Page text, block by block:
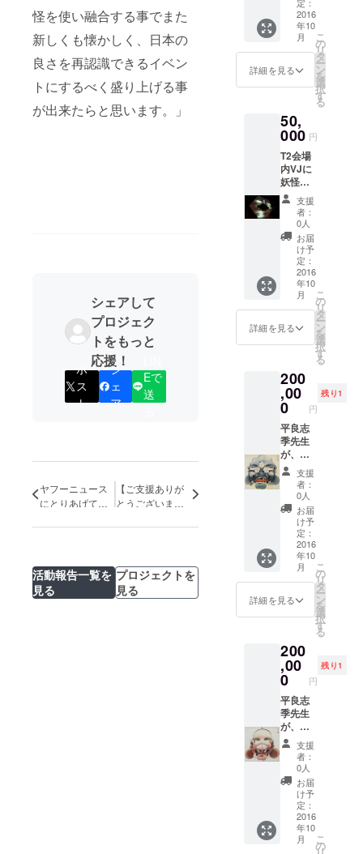
怪を使い融合する事でまた
新しくも懐かしく、日本の
良さを再認識できるイベン
トにするべく盛り上げる事
が出来たらと思います。」
シェアして
プロジェク
トをもっと
応援！
ポ
ス
ト
シ
ェ
ア
Eで
送
ヤフーニュース
にとりあげてい
【ご支援ありが
とうございま
強さについて
活動報告一覧を
見る
プロジェクトを
見る
す。 当
日配布
される
お面は1
種類の
みのた
面を選
びた
い、ま
たは全
種類集
めたい
方にオ
ススメ
です。
お面を
つけて
妖怪空
間で踊
るハロ
ウィン
を一緒
にすご
子メー
ルでチ
ケット
を送付
の上、
お面は
当日手
渡し致
しま
す。
定：
2016
年10
月
詳細を見る
こ
の
リ
タ
ー
ン
を
選
択
す
る
50,
000 円
T2会場
内VJに
妖怪と
共に、
本人写
真又は
支援者
オリジ
ナル
キャ ラ
クタを
登場さ
せる権
利で
す。 映
鬼夜行
を体験
しま
しょ
う。 ※
画像
データ
をご提
供いた
だくこ
とにな
ります
支援
者：
0人
お届
け予
定：
2016
年10
月
詳細を見る
こ
の
リ
タ
ー
ン
を
選
択
す
る
200
,00
0 円
残り1
平良志
季先生
が、百
鬼夜行
NIGHT
のため
に描き
下ろし
た「青
鬼」の
原画を
ご提供
しま
す。
支援
者：
0人
お届
け予
定：
2016
年10
月
詳細を見る
こ
の
リ
タ
ー
ン
を
選
択
す
る
200
,00
0 円
残り1
平良志
季先生
が、百
鬼夜行
NIGHT
のため
に描き
下ろし
「面」
の原画
をご提
支援
者：
0人
お届
け予
定：
2016
年10
月
こ
の